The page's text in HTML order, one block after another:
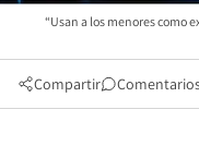
“Usan a los menores como
Compartir